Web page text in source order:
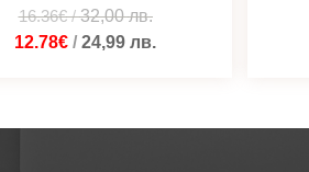
16.36€/32,00лв.
12.78€ /24,99лв.